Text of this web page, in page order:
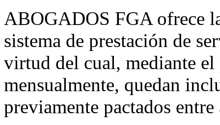
ABOGADOS FGA ofrece
sistema de prestación de
virtud del cual, mediante el
mensualmente, quedan
previamente pactados entre